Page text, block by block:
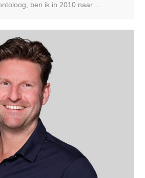
ben ik in 2010 naar…